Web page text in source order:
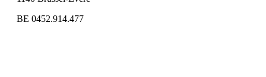
BE 0452.914.477